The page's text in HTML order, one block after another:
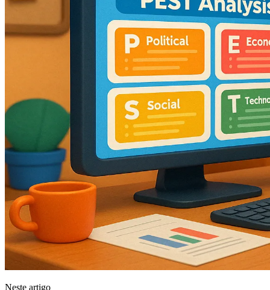
Neste artigo